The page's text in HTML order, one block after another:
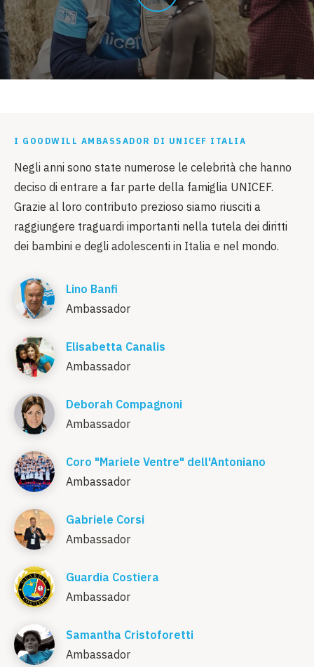
I GOODWILL AMBASSADOR DI UNICEF ITALIA
Negli anni sono state numerose le celebrità che hanno
deciso di entrare a far parte della famiglia UNICEF.
Grazie al loro contributo prezioso siamo riusciti a
raggiungere traguardi importanti nella tutela dei diritti
dei bambini e degli adolescenti in Italia e nel mondo.
Lino Banfi
Ambassador
Elisabetta Canalis
Ambassador
Deborah Compagnoni
Ambassador
Coro "Mariele Ventre" dell'Antoniano
Ambassador
Gabriele Corsi
Ambassador
Guardia Costiera
Ambassador
Samantha Cristoforetti
Ambassador